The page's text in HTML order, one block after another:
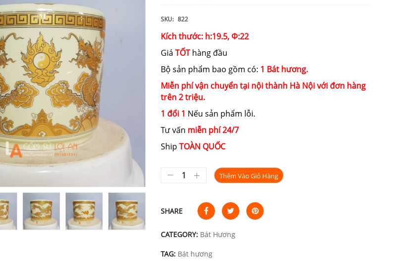
SKU: 822
Kích thước: h:19.5, Ф:22
Giá TỐThàng đầu
Bộ sản phẩm bao gồm có: 1 Bát hương.
Miễn phí vận chuyển tại nội thành Hà Nội với đơn hàng
trên 2 triệu.
1 đổi 1 Nếu sản phẩm lỗi.
Tư vấn miễn phí 24/7
Ship TOÀN QUỐC
Thêm Vào Giỏ Hàng
SHARE
CATEGORY: Bát Hương
TAG: Bát hương